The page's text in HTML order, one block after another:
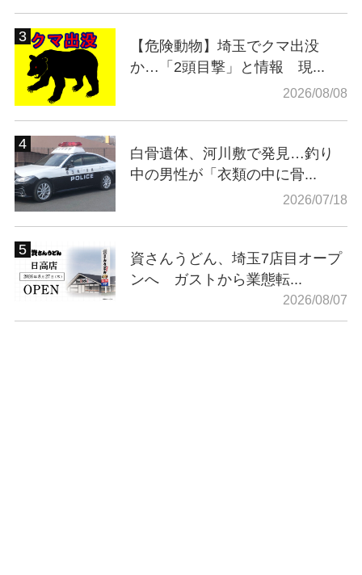
【危険動物】埼玉でクマ出没
か…「2頭目撃」と情報 現...
2026/08/08
白骨遺体、河川敷で発見…釣り
中の男性が「衣類の中に骨...
2026/07/18
資さんうどん、埼玉7店目オープ
ンへ ガストから業態転...
2026/08/07